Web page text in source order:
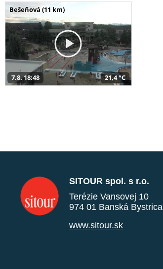
Bešeňová (11 km)
7.8. 18:48 21,4 °C
SITOUR spol. s r.o.
Terézie Vansovej 10
974 01 Banská Bystrica
www.sitour.sk